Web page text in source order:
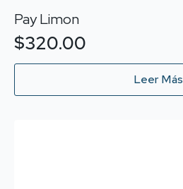
Pay Limon
$320.00
Leer Más